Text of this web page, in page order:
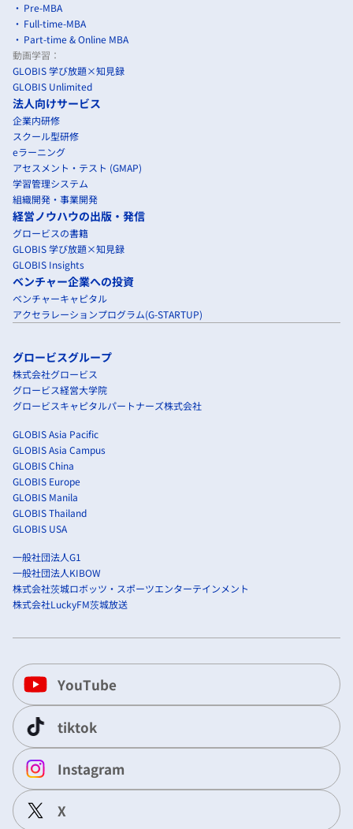
Pre-MBA
Full-time-MBA
Part-time & Online MBA
動画学習：
GLOBIS 学び放題×知見録
GLOBIS Unlimited
法人向けサービス
企業内研修
スクール型研修
eラーニング
アセスメント・テスト (GMAP)
学習管理システム
組織開発・事業開発
経営ノウハウの出版・発信
グロービスの書籍
GLOBIS 学び放題×知見録
GLOBIS Insights
ベンチャー企業への投資
ベンチャーキャピタル
アクセラレーションプログラム(G-STARTUP)
グロービスグループ
株式会社グロービス
グロービス経営大学院
グロービスキャピタルパートナーズ株式会社
GLOBIS Asia Pacific
GLOBIS Asia Campus
GLOBIS China
GLOBIS Europe
GLOBIS Manila
GLOBIS Thailand
GLOBIS USA
一般社団法人G1
一般社団法人KIBOW
株式会社茨城ロボッツ・スポーツエンターテインメント
株式会社LuckyFM茨城放送
YouTube
tiktok
Instagram
X